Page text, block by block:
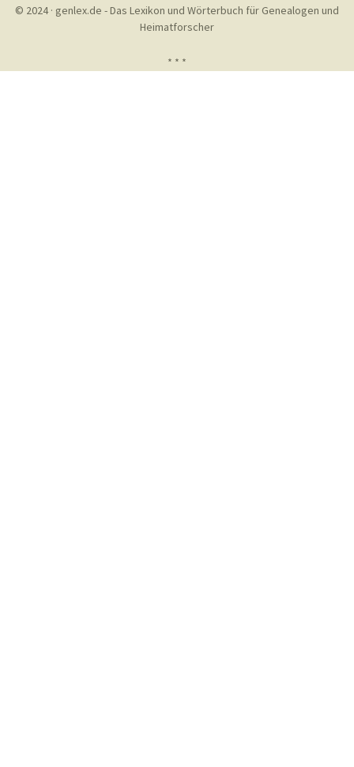
© 2024 · genlex.de - Das Lexikon und Wörterbuch für Genealogen und
Heimatforscher
* * *